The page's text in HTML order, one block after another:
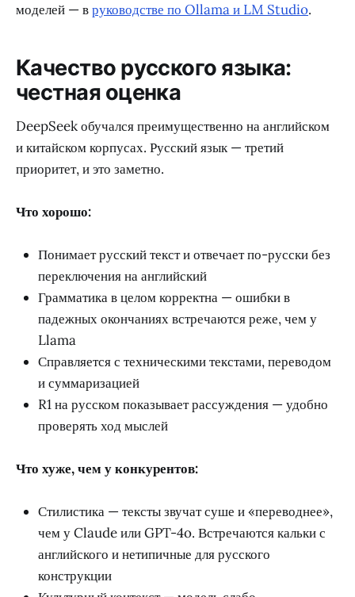
моделей — вруководстве по Ollama и LM Studio.
Качество русского языка:
честная оценка
DeepSeek обучался преимущественно на английском
и китайском корпусах. Русский язык — третий
приоритет, и это заметно.
Что хорошо:
Понимает русский текст и отвечает по-русски без
переключения на английский
Грамматика в целом корректна — ошибки в
падежных окончаниях встречаются реже, чем у
Llama
Справляется с техническими текстами, переводом
и суммаризацией
R1 на русском показывает рассуждения — удобно
проверять ход мыслей
Что хуже, чем у конкурентов:
Стилистика — тексты звучат суше и «переводнее»,
чем у Claude или GPT-4o. Встречаются кальки с
английского и нетипичные для русского
конструкции